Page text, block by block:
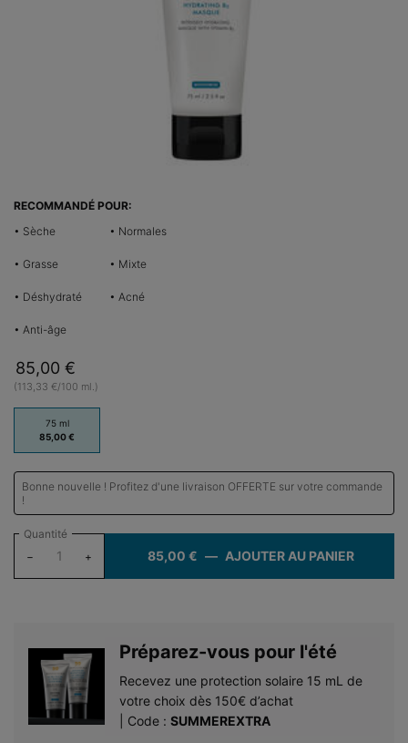
RECOMMANDÉ POUR:
• Sèche
• Normales
• Grasse • Mixte
• Déshydraté • Acné
• Anti-âge
85,00 €
(113,33 €/100 ml.)
Sélectionné
75 ml
85,00 €
, 1 of 1
Bonne nouvelle ! Profitez d'une livraison OFFERTE sur votre commande
!
−
Quantité
+
85,00 € ― AJOUTER AU PANIER
Préparez-vous pour l'été​
Recevez une protection solaire 15 mL de
votre choix dès 150€ d’achat​
| Code :SUMMEREXTRA